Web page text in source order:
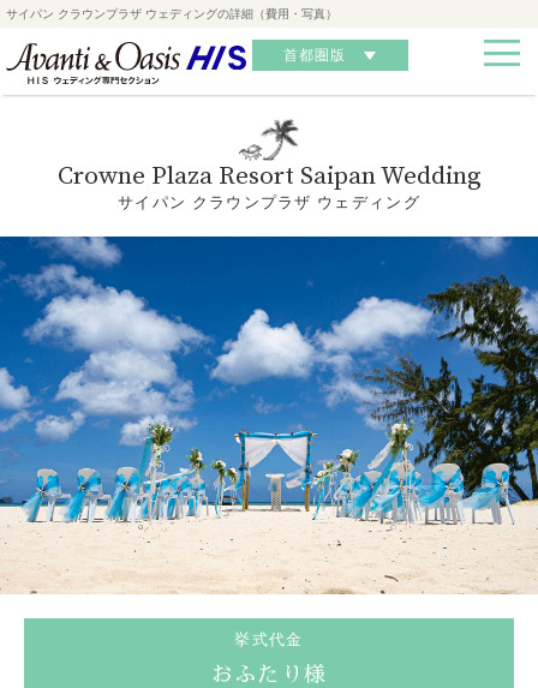
サイパン クラウンプラザ ウェディングの詳細（費用・写真）
首都圏版
Crowne Plaza Resort Saipan Wedding
サイパン クラウンプラザ ウェディング
挙式代金
おふたり様